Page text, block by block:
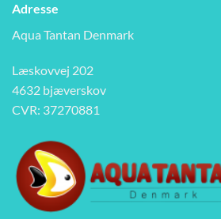
Adresse
Aqua Tantan Denmark
Læskovvej 202
4632 bjæverskov
CVR: 37270881